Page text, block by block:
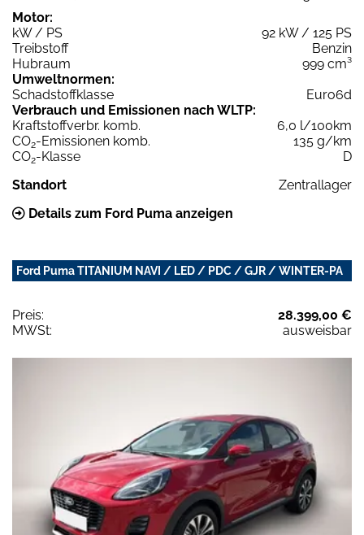
Motor:
kW / PS
92 kW / 125 PS
Treibstoff
Benzin
Hubraum
999 cm³
Umweltnormen:
Schadstoffklasse
Euro6d
Verbrauch und Emissionen nach WLTP:
Kraftstoffverbr. komb.
6,0 l/100km
CO2-Emissionen komb.
135 g/km
CO2-Klasse
D
Standort
Zentrallager
Details zum Ford Puma anzeigen
Ford Puma TITANIUM NAVI / LED / PDC / GJR / WINTER-PA
Preis:
28.399,00 €
MWSt:
ausweisbar